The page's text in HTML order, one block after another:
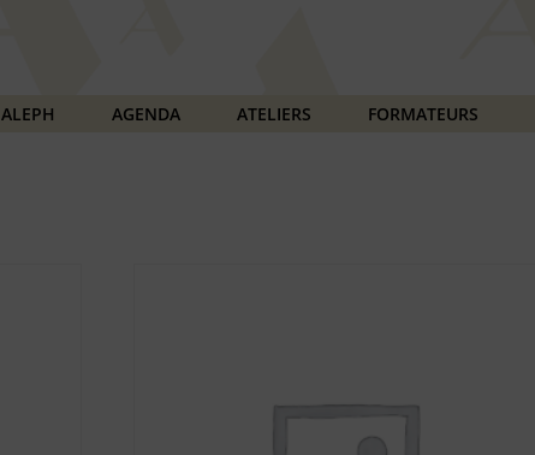
ALEPH AGENDA ATELIERS FORMATEURS